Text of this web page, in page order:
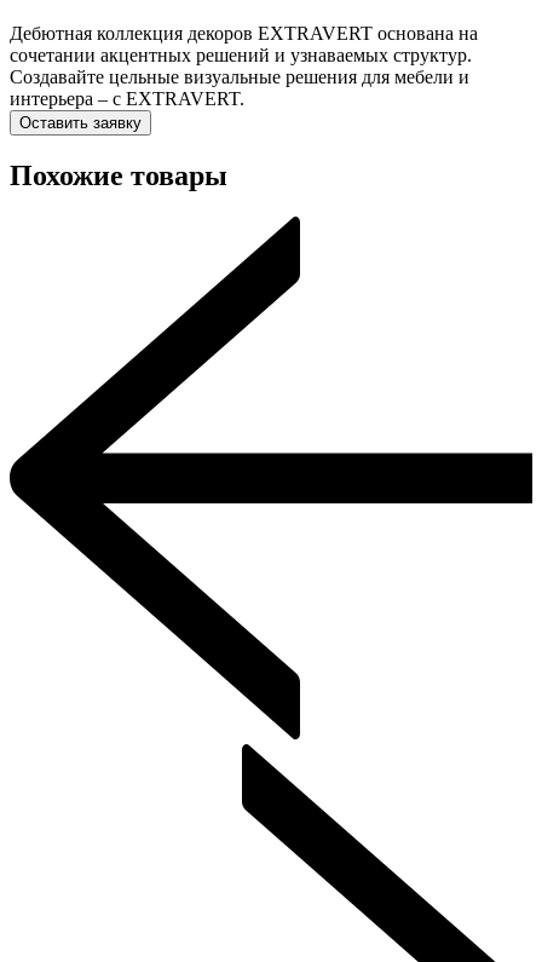
Дебютная коллекция декоров EXTRAVERT основана на
сочетании акцентных решений и узнаваемых структур.
Создавайте цельные визуальные решения для мебели и
интерьера – с EXTRAVERT.
Оставить заявку
Похожие товары